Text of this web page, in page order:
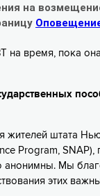
на
на время, пока
жителей штата
Program,
Мы
этих